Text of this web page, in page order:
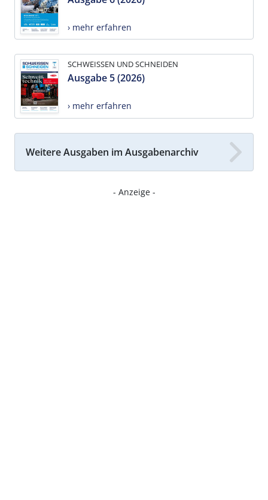
› mehr erfahren
SCHWEISSEN UND SCHNEIDEN
Ausgabe 5 (2026)
› mehr erfahren
Weitere Ausgaben im Ausgabenarchiv
- Anzeige -